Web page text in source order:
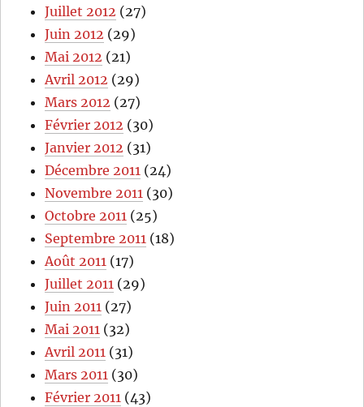
Juillet 2012 (27)
Juin 2012 (29)
Mai 2012 (21)
Avril 2012 (29)
Mars 2012 (27)
Février 2012 (30)
Janvier 2012 (31)
Décembre 2011 (24)
Novembre 2011 (30)
Octobre 2011 (25)
Septembre 2011 (18)
Août 2011 (17)
Juillet 2011 (29)
Juin 2011 (27)
Mai 2011 (32)
Avril 2011 (31)
Mars 2011 (30)
Février 2011 (43)